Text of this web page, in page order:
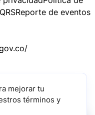
Reporte de eventos
presentarte la
mejorar tu
términos y